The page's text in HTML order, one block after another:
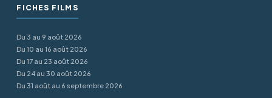
FICHES FILMS
Du 3 au 9 août 2026
Du 10 au 16 août 2026
Du 17 au 23 août 2026
Du 24 au 30 août 2026
Du 31 août au 6 septembre 2026